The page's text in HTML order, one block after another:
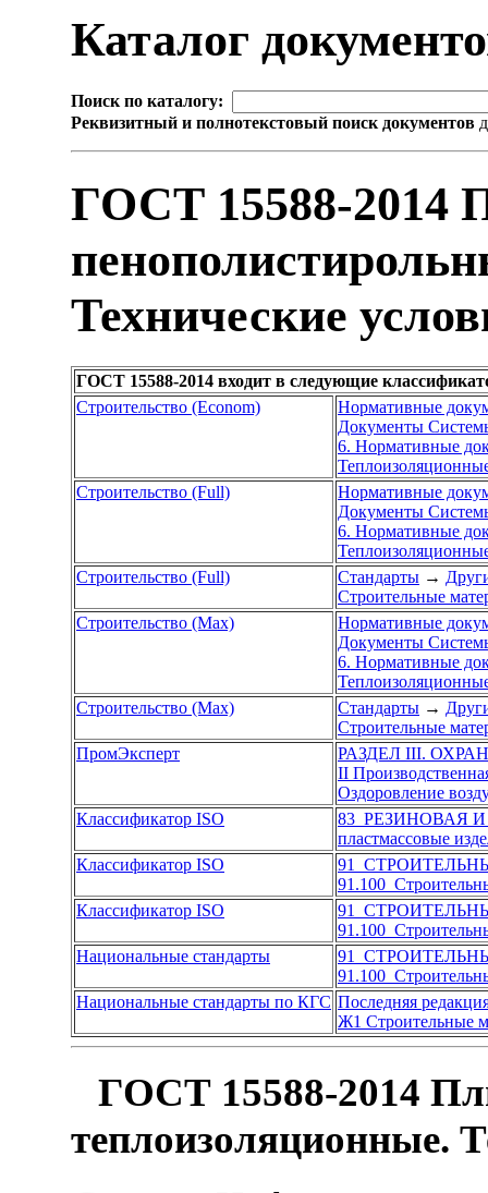
Каталог
Поиск по каталогу:
Реквизитный и полнотекстовый поиск документов
ГОСТ 15588-2014
Технические
ГОСТ 15588-2014 входит в следующие
Строительство (Econom)
Нормативные
Документы
6. Нормативные
Строительство (Full)
Нормативные
Документы
6. Нормативные
Строительство (Full)
Стандарты →
Строительные
Строительство (Max)
Нормативные
Документы
6. Нормативные
Строительство (Max)
Стандарты →
Строительные
ПромЭксперт
РАЗДЕЛ III.
II
Оздоровление
Классификатор ISO
83 РЕЗИНОВАЯ
пластмассовые
Классификатор ISO
91
91.100
Классификатор ISO
91
91.100
Национальные стандарты
91
91.100
Национальные стандарты по КГС Последняя
Ж1 Строительные
ГОСТ 15588-2014
теплоизоляционные.